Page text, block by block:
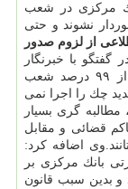
مركزی در شعب
نشوند و حتی
از لزوم صدور
با خبرنگار
مهر در این رابطه اظهار داشت: تقریباً بیشتر از ۹۹ درصد شعب
چك را اجرا نمی
گری بسیار
قضائی و مقابل
اضافه كرد:
بانك مركزی بر
بدین سبب قانون